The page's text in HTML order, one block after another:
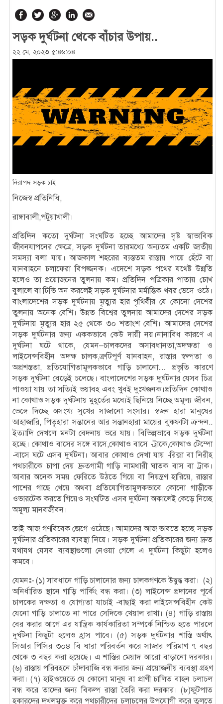
সড়ক দুর্ঘটনা থেকে বাঁচার উপায়..
২২ মে, ২০২৩ ৫:৪৬:০৪
নিরাপদ সড়ক চাই
নিজেস্ব প্রতিনিধি,
রাঙ্গাবালী,পটুয়াখালী।
প্রতিদিন কতো দুর্ঘটনা সংঘটিত হচ্ছে আমাদের সৃষ্ট স্বাভাবিক
জীবনযাপনের ক্ষেত্রে, সড়ক দুর্ঘটনা তারমধ্যে অন্যতম একটি জাতীয়
সমস্যা বলা যায়। আজকাল শহরের ব্যস্ততম রাস্তায় পায়ে হেঁটে বা
যানবাহনে চলাফেরা বিপজ্জনক। এদেশে সড়ক পথের যথেষ্ট উন্নতি
হলেও তা প্রয়োজনের তুলনায় কম। প্রতিদিন পত্রিকার পাতায় চোখ
বুলালে বা টিভি অন করলেই সড়ক দুর্ঘটনার মর্মান্তিক খবর ভেসে ওঠে।
বাংলাদেশের সড়ক দুর্ঘটনায় মৃত্যুর হার পৃথিবীর যে কোনো দেশের
তুলনায় অনেক বেশি। উন্নত বিশ্বের তুলনায় আমাদের দেশের সড়ক
দুর্ঘটনায় মৃত্যুর হার ২৫ থেকে ৩০ শতাংশ বেশি। আমাদের দেশের
সড়ক দুর্ঘটনার জন্য এককভাবে কেউ দায়ী নয়।নানাবিধ কারণে এ
দুর্ঘটনা ঘটে থাকে, যেমন–চালকদের অসাবধানতা,অদক্ষতা ও
লাইসেন্সবিহীন অদক্ষ চালক,ত্রুটিপূর্ণ যানবাহন, রাস্তার স্বল্পতা ও
অপ্রশস্ততা, প্রতিযোগিতামূলকভাবে গাড়ি চালানো… প্রভৃতি কারণে
সড়ক দুর্ঘটনা বেড়েই চলেছে। বাংলাদেশের সড়ক দুর্ঘটনার যেসব চিত্র
পাওয়া যায় তা সত্যিই ভয়াবহ এবং খুবই দুঃখজনক।প্রতিদিন কোথাও
না কোথাও সড়ক দুর্ঘটনায় মুহূর্তের মধ্যেই ছিনিয়ে নিচ্ছে অমূল্য জীবন,
ভেঙ্গে দিচ্ছে অসংখ্য সুখের সাজানো সংসার। স্বজন হারা মানুষের
আহাজারি, পিতৃহারা সন্তানের আর সন্তানহারা মায়ের বুকফাটা ক্রন্দন..
ইত্যাদি দেখলে মনটা বেদনায় ভরে যায়। বিভিন্নভাবে সড়ক দুর্ঘটনা
হচ্ছে। কোথাও বাসের সঙ্গে বাসে,কোথাও বাসে -ট্রাকে,কোথাও টেম্পো
-বাসে ঘটে এসব দুর্ঘটনা। আবার কোথাও দেখা যায় -রিক্সা বা নিরীহ
পথচারীকে চাপা দেয় দ্রুতগামী গাড়ি নামধারী ঘাতক বাস বা ট্রাক।
আবার অনেক সময় ফেরিতে উঠতে গিয়ে বা নিয়ন্ত্রণ হারিয়ে, রাস্তার
পাশের গাছে খেয়ে অথবা প্রতিযোগিতামূলকভাবে কোনো গাড়ীকে
ওভারটেক করতে গিয়েও সংঘটিত এসব দুর্ঘটনা অকালেই কেড়ে নিচ্ছে
অমূল্য মানবজীবন।
তাই আজ গণবিবেক জেগে ওঠেছে। আমাদের আজ ভাবতে হচ্ছে সড়ক
দুর্ঘটনার প্রতিকারের ব্যবস্থা নিয়ে। সড়ক দুর্ঘটনা প্রতিকারের জন্য দ্রুত
যথাযথ যেসব ব্যবস্থাগুলো নেওয়া গেলে এ দুর্ঘটনা কিছুটা হলেও
কমবে।
যেমনঃ- (১) সাবধানে গাড়ি চালানোর জন্য চালকগণকে উদ্বুদ্ধ করা। (২)
অনির্ধারিত স্থানে গাড়ি পার্কিং বন্ধ করা। (৩) লাইসেন্স প্রদানের পূর্বে
চালকের দক্ষতা ও যোগ্যতা যাচাই -বাছাই করা লাইসেন্সবিহীন কেউ
যেনো গাড়ি চালাতে না পারে সেদিকে খেয়াল রাখা। (৪) গাড়ি রাস্তায়
বের করার আগে এর যান্ত্রিক কার্যকারিতা সম্পর্কে নিশ্চিত হতে পারলে
দুর্ঘটনা কিছুটা হলেও হ্রাস পাবে। (৫) সড়ক দুর্ঘটনার শাস্তি অর্থাৎ
সিআর পিসির ৩০৪ বি ধারা পরিবর্তন করে সাজার পরিমাণ ৭ বছর
থেকে ৩ বছর করা হয়েছে। এ শাস্তির মেয়াদ আরো বাড়ানো দরকার।
(৬) রাস্তায় পরিবহনে চাঁদাবাজি বন্ধ করার জন্য প্রয়োজনীয় ব্যবস্থা গ্রহণ
করা। (৭) হাইওয়েতে যে কোনো মানুষ বা প্রাণী চালিত বাহন চলাচল
বন্ধ করে তাদের জন্য বিকল্প রাস্তা তৈরি করা দরকার। (৮)ফুটপাত
হকারদের দখলমুক্ত করে পথচারীদের চলাচলের উপযোগী করে তুলতে